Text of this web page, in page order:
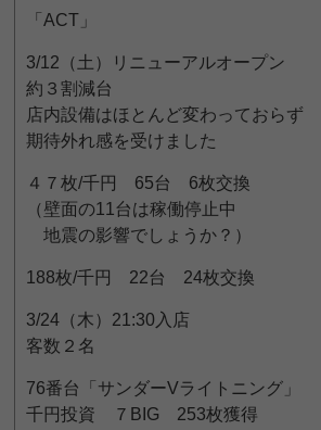
「ACT」
3/12（土）リニューアルオープン
約３割減台
店内設備はほとんど変わっておらず
期待外れ感を受けました
４７枚/千円 65台 6枚交換
（壁面の11台は稼働停止中
地震の影響でしょうか？）
188枚/千円 22台 24枚交換
3/24（木）21:30入店
客数２名
76番台「サンダーVライトニング」
千円投資 ７BIG 253枚獲得